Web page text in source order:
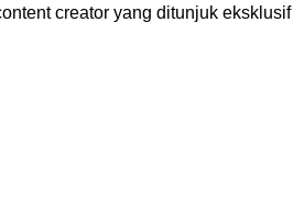
creator yang ditunjuk eksklusif